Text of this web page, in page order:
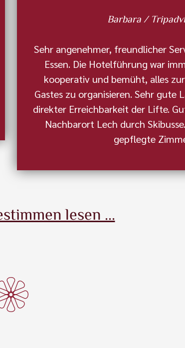
Barbara /
Sehr angenehmer, freundlicher
Essen. Die Hotelführung war
kooperativ und bemüht, alles
Gastes zu organisieren. Sehr gute
direkter Erreichbarkeit der Lifte.
Nachbarort Lech durch
gepflegte
lesen ...